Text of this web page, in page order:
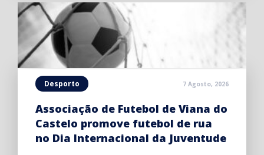
Desporto 7 Agosto, 2026
Associação de Futebol de Viana do
Castelo promove futebol de rua
no Dia Internacional da Juventude